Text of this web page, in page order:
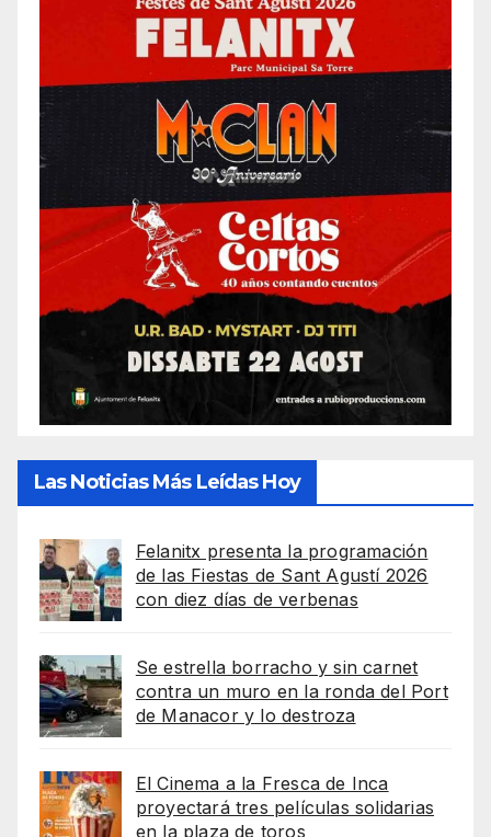
Las Noticias Más Leídas Hoy
Felanitx presenta la programación
de las Fiestas de Sant Agustí 2026
con diez días de verbenas
Se estrella borracho y sin carnet
contra un muro en la ronda del Port
de Manacor y lo destroza
El Cinema a la Fresca de Inca
proyectará tres películas solidarias
en la plaza de toros